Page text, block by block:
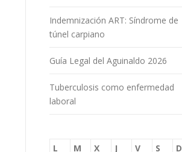
Indemnización ART: Síndrome de
túnel carpiano
Guía Legal del Aguinaldo 2026
Tuberculosis como enfermedad
laboral
L M X J V S
D